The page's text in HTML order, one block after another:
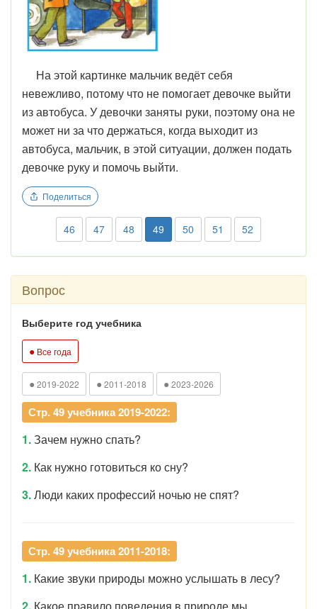
На этой картинке мальчик ведёт себя
невежливо, потому что не помогает девочке выйти
из автобуса. У девочки заняты руки, поэтому она не
может ни за что держаться, когда выходит из
автобуса, мальчик, в этой ситуации, должен подать
девочке руку и помочь выйти.
Поделиться
46 47 48 49 50 51 52
Вопрос
Выберите год учебника
● Все года
● 2019-2022 ● 2011-2018 ● 2023-2026
Стр. 49 учебника 2019-2022:
1.Зачем нужно спать?
2. Как нужно готовиться ко сну?
3.Люди каких профессий ночью не спят?
Стр. 49 учебника 2011-2018:
1. Какие звуки природы можно услышать в лесу?
2. Какое правило поведения в природе мы